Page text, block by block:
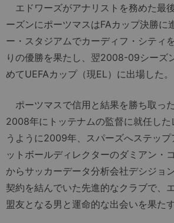
エドワーズがアナリストを務めた最
ーズンにポーツマスはFAカップ決勝に
ー・スタジアムでカーディフ・シティ
りの優勝を果たし、翌2008-09シーズ
めてUEFAカップ（現EL）に出場した。
ポーツマスで信用と結果を勝ち取った
2008年にトッテナムの監督に就任した
うように2009年、スパーズへステップ
ットボールディレクターのダミアン・
からサッカーデータ分析会社デシジョ
契約を結んでいた先進的なクラブで、
盟友となる男と運命的な出会いを果たす